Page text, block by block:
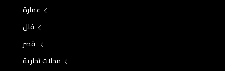
عمارة
فلل
قصر
محلات تجارية